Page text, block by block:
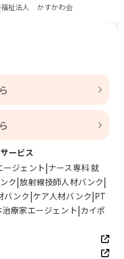
福祉法人 かすかわ会
ービス
ージェント ナース専科 就
ク 放射線技師人材バンク
バンク ケア人材バンク PT
療家エージェント カイポ